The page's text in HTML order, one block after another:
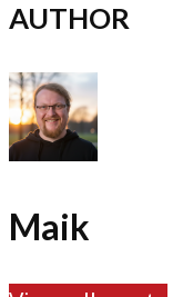
AUTHOR
Maik